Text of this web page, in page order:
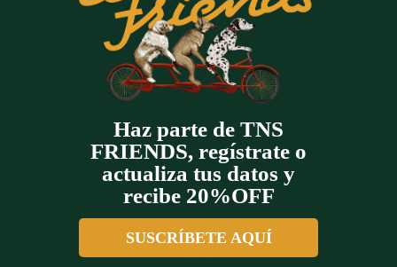
Haz parte de TNS
FRIENDS, regístrate o
actualiza tus datos y
recibe 20%OFF
SUSCRÍBETE AQUÍ